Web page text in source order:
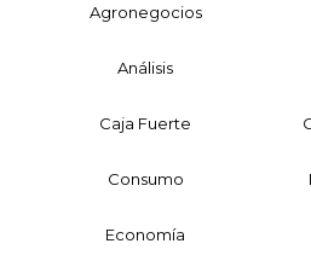
Agronegocios
Análisis
Caja Fuerte
Consumo
Economía